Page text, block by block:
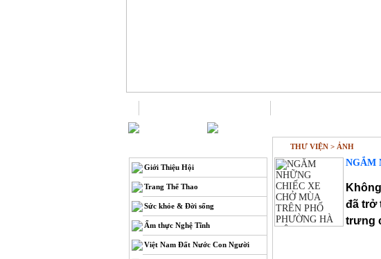
Giới Thiệu Hội
Trang Thể Thao
Sức khỏe & Đời sống
Ẩm thực Nghệ Tĩnh
Việt Nam Đất Nước Con Người
THƯ VIỆN > ẢNH
NGẮM
đã trở
trưng